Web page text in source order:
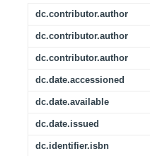
dc.contributor.author
dc.contributor.author
dc.contributor.author
dc.date.accessioned
dc.date.available
dc.date.issued
dc.identifier.isbn